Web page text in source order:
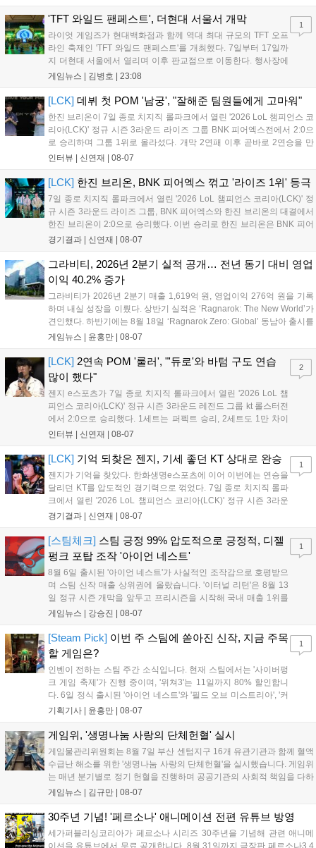
17일까지 이어지는 이번 행사는 신규 세트 체험과 공연 등 다양한 즐길
거리를 제공하며, 이후 현대백화점 판교점에서도 행사가 이어질 예정입
니다. 연말에는 라스베이거스 오픈이 개최됩니다....
'TFT 와일드 팬페스트', 더현대 서울서 개막
라이엇 게임즈가 현대백화점과 함께 역대 최대 규모의 TFT 오프
라인 축제인 'TFT 와일드 팬페스트'를 개최했다. 7일부터 17일까
지 더현대 서울에서 열리며 이후 판교점으로 이동한다. 행사장에
는 체험, 스페셜, 무대 존이 마련됐으며 8일 오후 2시 인비테이셔
연 등 다채로운 일정이 준비되어 있다. 사전 예약은 조기 마감될
만큼 큰 인기를 끌고 있다....
게임뉴스 | 김병호 23:08
1
[LCK] 데뷔 첫 POM '남궁', "잘해준 팀원들에게 고마워"
한진 브리온이 7일 종로 치지직 롤파크에서 열린 '2026 LoL 챔피언스 코
리아(LCK)' 정규 시즌 3라운드 라이즈 그룹 BNK 피어엑스전에서 2:0으
로 승리하며 그룹 1위로 올라섰다. 개막 2연패 이후 곧바로 2연승을 만
들어내면서 이어질 4라운드에 대한 기대감을 올렸다. 다음은 이날 데뷔
인터뷰 | 신연재 08-07
[LCK] 한진 브리온, BNK 피어엑스 꺾고 '라이즈 1위' 등극
7일 종로 치지직 롤파크에서 열린 '2026 LoL 챔피언스 코리아(LCK)' 정
규 시즌 3라운드 라이즈 그룹, BNK 피어엑스와 한진 브리온의 대결에서
한진 브리온이 2:0으로 승리했다. 이번 승리로 한진 브리온은 BNK 피어
엑스를 제치고 라이즈 그룹 1위로 올라섰다. 1세트, 한진 브리온이 '로머'
경기결과 | 신연재 08-07
그라비티, 2026년 2분기 실적 공개… 전년 동기 대비 영업
이익 40.2% 증가
그라비티가 2026년 2분기 매출 1,619억 원, 영업이익 276억 원을 기록
하며 내실 성장을 이뤘다. 상반기 실적은 ‘Ragnarok: The New World’가
견인했다. 하반기에는 8월 18일 ‘Ragnarok Zero: Global’ 동남아 출시를
시작으로 9월 3일 ‘달려라 헤베레케 EX’, 9월 22일 ‘갈바테인’ 등 다양한
이’ 출시가 예정돼 있으며, 2027년에는 ‘Ragnarok 3’ 등 대작을 글로벌
출시할 계획이다. 그라비티는 조인트벤처 설립과 라그나로크 에코 시스
템 구축을 통해 신성장 동력을 확보할 방침이다....
게임뉴스 | 윤홍만 08-07
[LCK] 2연속 POM '룰러', "'듀로'와 바텀 구도 연습
많이 했다"
젠지 e스포츠가 7일 종로 치지직 롤파크에서 열린 '2026 LoL 챔
피언스 코리아(LCK)' 정규 시즌 3라운드 레전드 그룹 kt 롤스터전
에서 2:0으로 승리했다. 1세트는 퍼펙트 승리, 2세트도 1만 차이
를 벌리며 25분 만에 승리하면서 말 그대로 압도적인 경기력을 선
하며 POM에 선정됐...
인터뷰 | 신연재 08-07
2
[LCK] 기억 되찾은 젠지, 기세 좋던 KT 상대로 완승
젠지가 기억을 찾았다. 한화생명e스포츠에 이어 이번에는 연승을
달리던 KT를 압도적인 경기력으로 꺾었다. 7일 종로 치지직 롤파
크에서 열린 '2026 LoL 챔피언스 코리아(LCK)' 정규 시즌 3라운
드 레전드 그룹, kt 롤스터와 젠지 e스포츠의 대결에서 젠지가 압
기억을 되찾기라도 한 듯 1,...
경기결과 | 신연재 08-07
1
[스팀체크] 스팀 긍정 99% 압도적으로 긍정적, 디젤
펑크 포탑 조작 '아이언 네스트'
8월 6일 출시된 '아이언 네스트'가 사실적인 조작감으로 호평받으
며 스팀 신작 매출 상위권에 올랐습니다. '이터널 리턴'은 8월 13
일 정규 시즌 개막을 앞두고 프리시즌을 시작해 국내 매출 1위를
기록했습니다. 25주년을 맞은 '고스트 리콘' 시리즈는 8월 6일 쇼
'마블 투혼: 파이팅 소울즈'와 레트로 수리 시뮬레이션 '리스토
리'도 스팀에 정식 출시되었습니다....
게임뉴스 | 강승진 08-07
1
[Steam Pick] 이번 주 스팀에 쏟아진 신작, 지금 주목
할 게임은?
인벤이 전하는 스팀 주간 소식입니다. 현재 스팀에서는 '사이버펑
크 게임 축제'가 진행 중이며, '위쳐3'는 11일까지 80% 할인합니
다. 6일 정식 출시된 '아이언 네스트'와 '필드 오브 미스트리아', '커
세어 코브'가 호평받고 있습니다. 한편, 7일 출시된 '마블 투혼'은
다. 유비소프트의 '고스트리콘: 와일드랜드'는 7년 만의 대규모 업
데이트 '라스트 라이츠'와 함께 95% 할인 중입니다....
기획기사 | 윤홍만 08-07
1
게임위, '생명나눔 사랑의 단체헌혈' 실시
게임물관리위원회는 8월 7일 부산 센텀지구 16개 유관기관과 함께 혈액
수급난 해소를 위한 '생명나눔 사랑의 단체헌혈'을 실시했습니다. 게임위
는 매년 분기별로 정기 헌혈을 진행하며 공공기관의 사회적 책임을 다하
고 있으며, 이번 행사에는 영화진흥위원회 등 14개 기관 임직원이 동참
따뜻한 실천에 참여한 모든 임직원에게 감사의 뜻을 전하며 헌혈 문화
확산에 앞장섰습니다....
게임뉴스 | 김규만 08-07
30주년 기념! '페르소나' 애니메이션 전편 유튜브 방영
세가퍼블리싱코리아가 페르소나 시리즈 30주년을 기념해 관련 애니메
이션을 유튜브에서 무료 공개합니다. 8월 31일까지 극장판 페르소나3 4